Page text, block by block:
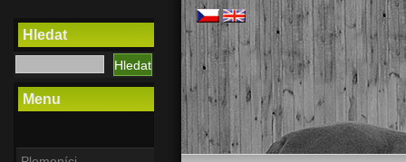
Hledat
Menu